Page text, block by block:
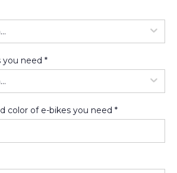
you need *
color of e-bikes you need *